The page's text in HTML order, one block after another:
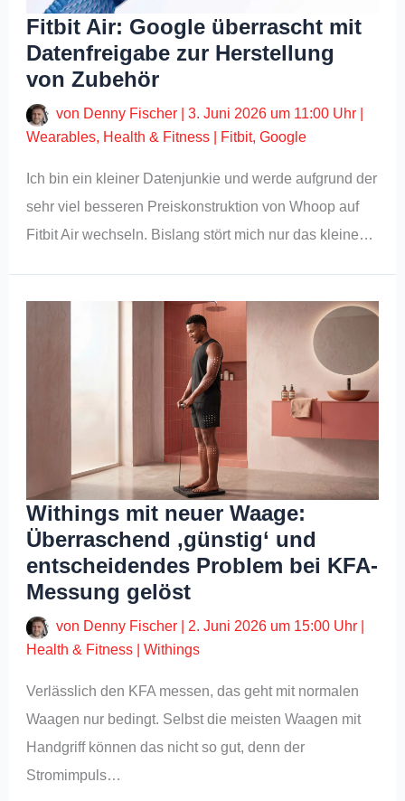
Fitbit Air: Google überrascht mit
Datenfreigabe zur Herstellung
von Zubehör
von Denny Fischer |3. Juni 2026 um 11:00 Uhr
Wearables, Health & Fitness Fitbit,Google
Ich bin ein kleiner Datenjunkie und werde aufgrund der
sehr viel besseren Preiskonstruktion von Whoop auf
Fitbit Air wechseln. Bislang stört mich nur das kleine…
Withings mit neuer Waage:
Überraschend ‚günstig‘ und
entscheidendes Problem bei KFA-
Messung gelöst
von Denny Fischer 2. Juni 2026 um 15:00 Uhr
Health & Fitness |Withings
Verlässlich den KFA messen, das geht mit normalen
Waagen nur bedingt. Selbst die meisten Waagen mit
Handgriff können das nicht so gut, denn der
Stromimpuls…